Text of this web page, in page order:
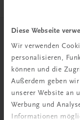
Diese Webseite
Wir verwenden
personalisieren,
können und die
Außerdem geben
unserer Website an
Werbung und
Informationen
Herzlich